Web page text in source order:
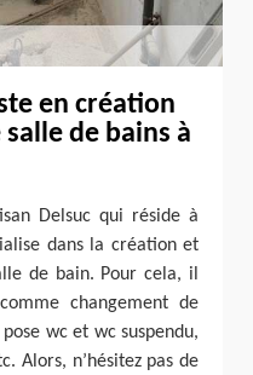
en création
de bains à
Delsuc qui réside à
dans la création et
de bain. Pour cela, il
changement de
wc et wc suspendu,
Alors, n’hésitez pas de